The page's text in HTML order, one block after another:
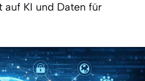
auf KI und Daten für